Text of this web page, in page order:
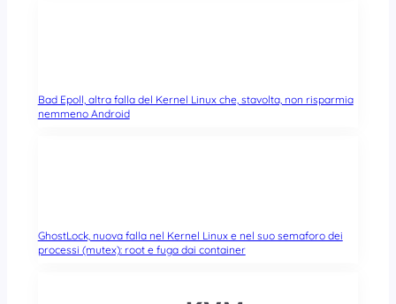
Bad Epoll, altra falla del Kernel Linux che, stavolta, non risparmia
nemmeno Android
GhostLock, nuova falla nel Kernel Linux e nel suo semaforo dei
processi (mutex): root e fuga dai container